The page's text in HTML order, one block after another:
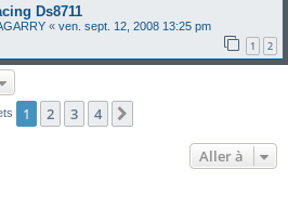
Ds8711
« ven. sept. 12, 2008 13:25 pm
1 2
1 2 3 4
Aller à